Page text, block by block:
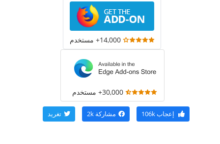
14,000+ مستخدم
30,000+ مستخدم
إعجاب106k مشاركة 2k تغريد